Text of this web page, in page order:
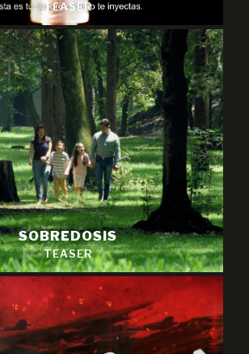
TEASER
SOBREDOSIS
TEASER